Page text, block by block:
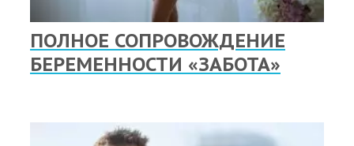
ПОЛНОЕ СОПРОВОЖДЕНИЕ
БЕРЕМЕННОСТИ «ЗАБОТА»